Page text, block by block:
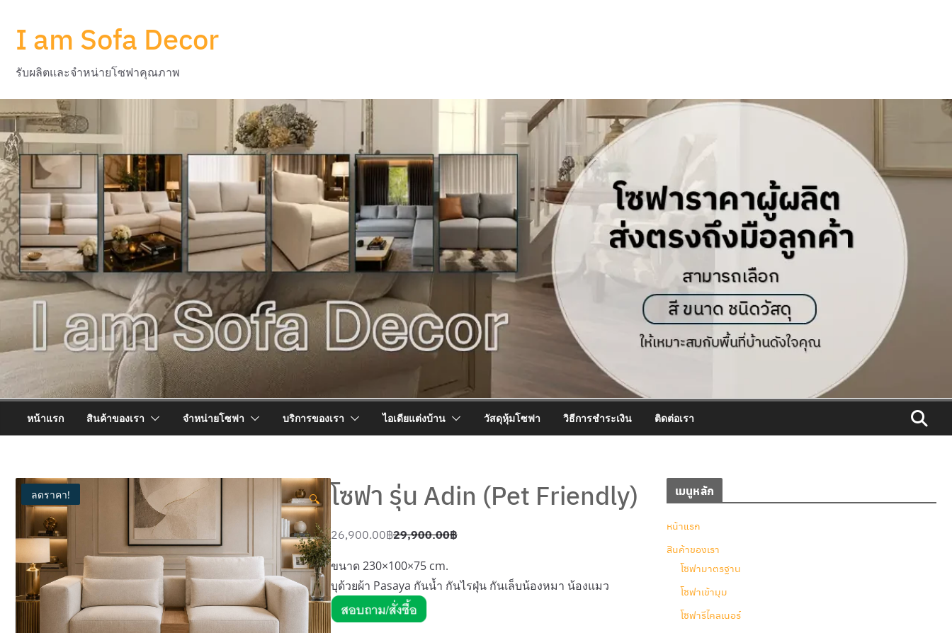
content
I am Sofa Decor
รับผลิตและจำหน่ายโซฟาคุณภาพ
หน้าแรก สินค้าของเรา จำหน่ายโซฟา บริการของเรา ไอเดียแต่งบ้าน วัสดุหุ้มโซฟา วิธีการชำระเงิน ติดต่อเรา
ลดราคา! 🔍 โซฟา รุ่น Adin (Pet Friendly)
29,900.00฿
O
r
i
g
i
26,900.00฿
C
u
r
r
e
ขนาด 230×100×75 cm.
บุด้วยผ้า Pasaya กันน้ำ กันไรฝุ่น กันเล็บน้องหมา น้องแมว
เมนูหลัก
หน้าแรก
สินค้าของเรา
โซฟามาตรฐาน
โซฟาเข้ามุม
โซฟารีไคลเนอร์